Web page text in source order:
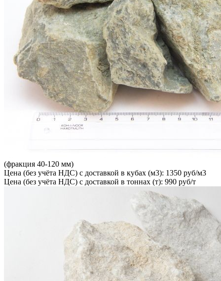
(фракция 40-120 мм)
Цена (без учёта НДС) с доставкой в кубах (м3): 1350 руб/м3
Цена (без учёта НДС) с доставкой в тоннах (т): 990 руб/т